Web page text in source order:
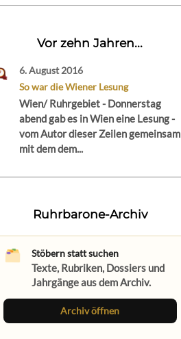
Vor zehn Jahren...
6. August 2016
So war die Wiener Lesung
Wien/ Ruhrgebiet - Donnerstag
abend gab es in Wien eine Lesung -
vom Autor dieser Zeilen gemeinsam
mit dem dem...
Ruhrbarone-Archiv
Stöbern statt suchen
Texte, Rubriken, Dossiers und
Jahrgänge aus dem Archiv.
Archiv öffnen